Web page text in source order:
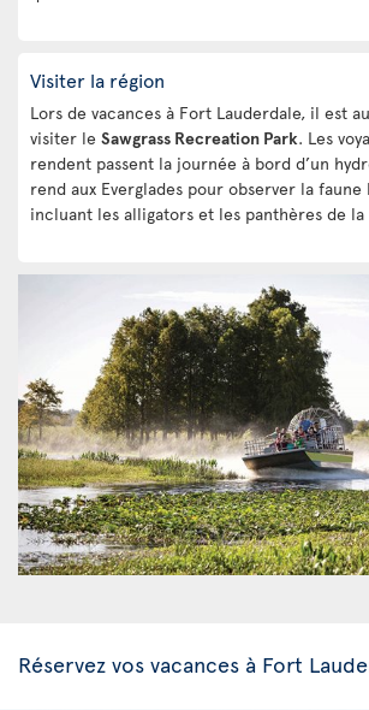
Visiter la région
Lors de vacances à Fort Lauderdale, il est
visiter le Sawgrass Recreation Park. Les
rendent passent la journée à bord d’un
rend aux Everglades pour observer la
incluant les alligators et les panthères de la
Réservez vos vacances à Fort